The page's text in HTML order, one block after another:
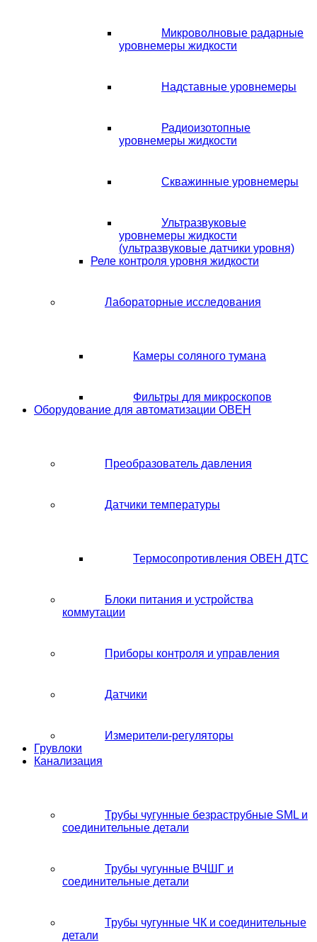
Микроволновые радарные
уровнемеры жидкости
Надставные уровнемеры
Радиоизотопные
уровнемеры жидкости
Скважинные уровнемеры
Ультразвуковые
уровнемеры жидкости
(ультразвуковые датчики уровня)
Реле контроля уровня жидкости
Лабораторные исследования
Камеры соляного тумана
Фильтры для микроскопов
Оборудование для автоматизации ОВЕН
Преобразователь давления
Датчики температуры
Термосопротивления ОВЕН ДТС
Блоки питания и устройства
коммутации
Приборы контроля и управления
Датчики
Измерители-регуляторы
Грувлоки
Канализация
Трубы чугунные безраструбные SML и
соединительные детали
Трубы чугунные ВЧШГ и
соединительные детали
Трубы чугунные ЧК и соединительные
детали